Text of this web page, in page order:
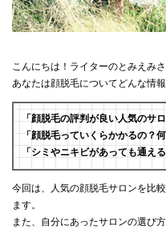
こんにちは！ライターのとみえみさ
あなたは顔脱毛についてどんな情
「顔脱毛の評判が良い人気のサ
「顔脱毛っていくらかかるの？
「シミやニキビがあっても通え
今回は、人気の顔脱毛サロンを比
ます。
また、自分にあったサロンの選び